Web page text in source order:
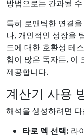
방법으로는 간과될
특히 로맨틱한 연결
나, 개인적인 성장을
드에 대한 호환성 테
험이 많은 독자든, 이
제공합니다.
계산기 사용
해석을 생성하려면
타로 덱 선택: 라